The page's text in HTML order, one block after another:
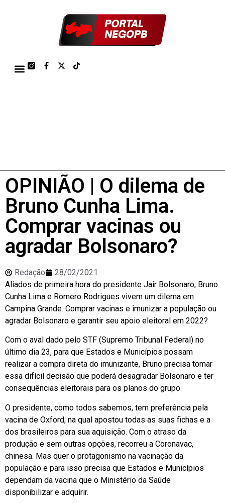
OPINIÃO | O dilema de
Bruno Cunha Lima.
Comprar vacinas ou
agradar Bolsonaro?
Redação
28/02/2021
Aliados de primeira hora do presidente Jair Bolsonaro, Bruno
Cunha Lima e Romero Rodrigues vivem um dilema em
Campina Grande. Comprar vacinas e imunizar a população ou
agradar Bolsonaro e garantir seu apoio eleitoral em 2022?
Com o aval dado pelo STF (Supremo Tribunal Federal) no
último dia 23, para que Estados e Municípios possam
realizar a compra direta do imunizante, Bruno precisa tomar
essa difícil decisão que poderá desagradar Bolsonaro e ter
consequências eleitorais para os planos do grupo.
O presidente, como todos sabemos, tem preferência pela
vacina de Oxford, na qual apostou todas as suas fichas e a
dos brasileiros para sua aquisição. Com o atraso da
produção e sem outras opções, recorreu a Coronavac,
chinesa. Mas quer o protagonismo na vacinação da
população e para isso precisa que Estados e Municípios
dependam da vacina que o Ministério da Saúde
disponibilizar e adquirir.